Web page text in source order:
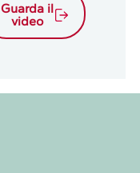
Guarda il
video